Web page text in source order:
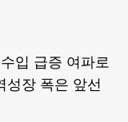
입 급증 여파로
성장 폭은 앞선